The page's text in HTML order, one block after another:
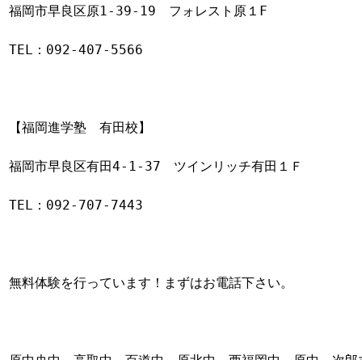
福岡市早良区原1-39-19　フォレスト原１F
TEL： 092-407-5566
【福岡進学塾　有田校】
福岡市早良区有田4-1-37　ツインリッチ有田１Ｆ
TEL： 092-707-7443
無料体験を行っています！まずはお電話下さい。